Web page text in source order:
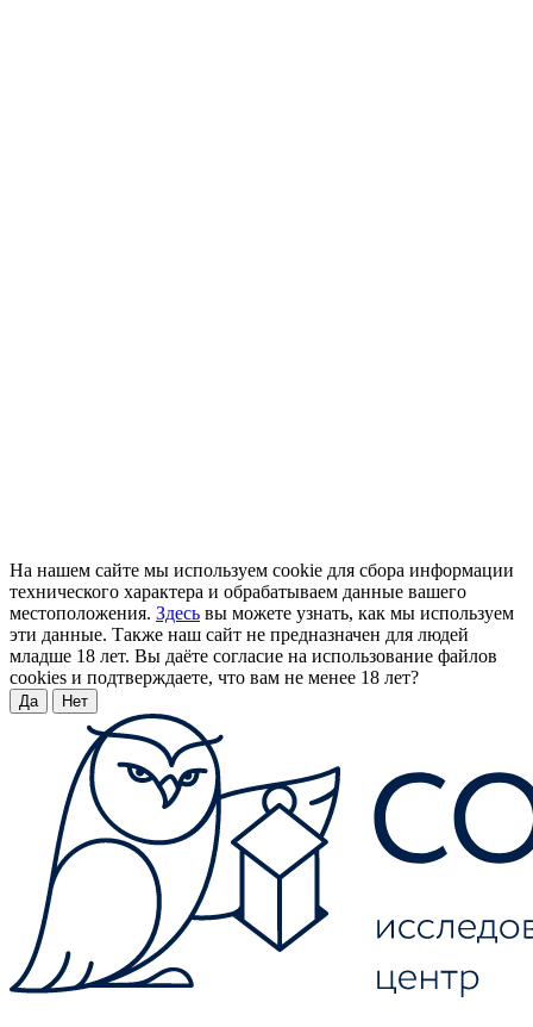
На нашем сайте мы используем cookie для сбора информации
технического характера и обрабатываем данные вашего
местоположения. Здесь вы можете узнать, как мы используем
эти данные. Также наш сайт не предназначен для людей
младше 18 лет. Вы даёте согласие на использование файлов
cookies и подтверждаете, что вам не менее 18 лет?
Да Нет